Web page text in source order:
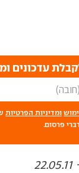
עדכונים
ומדיניות הפרטיות
פרסום.